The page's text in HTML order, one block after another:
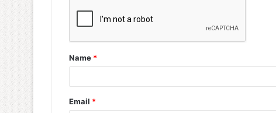
Name *
Email *